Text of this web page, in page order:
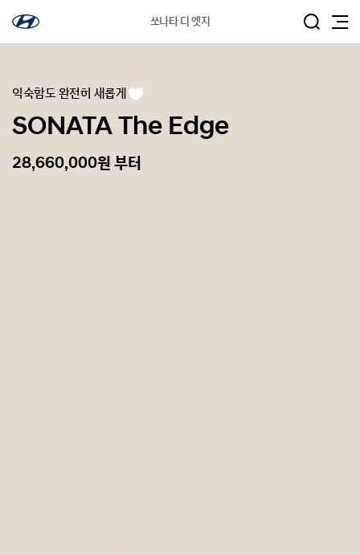
쏘나타 디 엣지
익숙함도 완전히 새롭게
관
량
SONATA The Edge
28,660,000원 부터